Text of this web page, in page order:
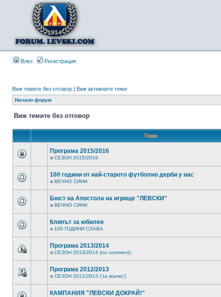
Влез Регистрация
Виж темите без отговор | Виж активните теми
Начало форум
Виж темите без отговор
Теми
Програма 2015/2016
в СЕЗОН 2015/2016
100 години от най-старото футболно дерби у нас
в ВЕЧНО СИНИ
Бюст на Апостола на игрище "ЛЕВСКИ"
в ВЕЧНО СИНИ
Клипът за юбилея
в 100 ГОДИНИ СЛАВА
Програма 2013/2014
в СЕЗОН 2013/2014 (no comment)
Програма 2012/2013
в СЕЗОН 2012/2013 ('за малко')
КАМПАНИЯ "ЛЕВСКИ ДОКРАЙ!"